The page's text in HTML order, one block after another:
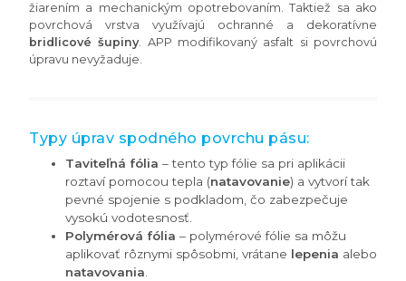
žiarením a mechanickým opotrebovaním. Taktiež sa ako
povrchová vrstva využívajú ochranné a dekoratívne
bridlicové šupiny. APP modifikovaný asfalt si povrchovú
úpravu nevyžaduje.
Typy úprav spodného povrchu pásu:
Taviteľná fólia – tento typ fólie sa pri aplikácii
roztaví pomocou tepla (natavovanie) a vytvorí tak
pevné spojenie s podkladom, čo zabezpečuje
vysokú vodotesnosť.
Polymérová fólia – polymérové fólie sa môžu
aplikovať rôznymi spôsobmi, vrátane lepenia alebo
natavovania